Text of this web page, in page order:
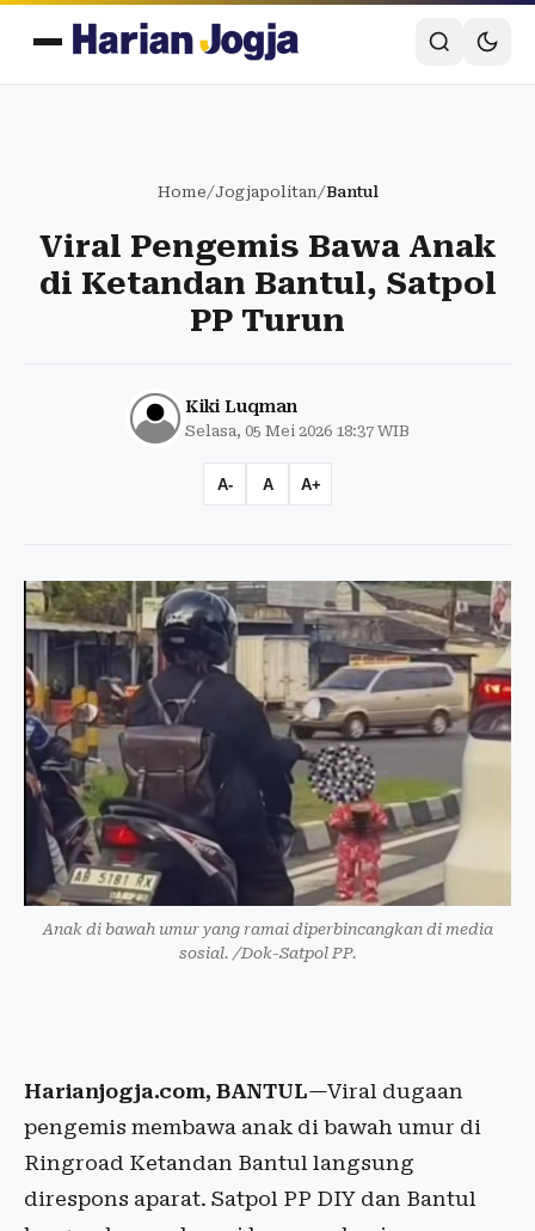
Home/Jogjapolitan/Bantul
Viral Pengemis Bawa Anak
di Ketandan Bantul, Satpol
PP Turun
Kiki Luqman
Selasa, 05 Mei 2026 18:37 WIB
A- A A+
Anak di bawah umur yang ramai diperbincangkan di media
sosial. /Dok-Satpol PP.
Harianjogja.com, BANTUL—Viral dugaan
pengemis membawa anak di bawah umur di
Ringroad Ketandan Bantul langsung
direspons aparat. Satpol PP DIY dan Bantul